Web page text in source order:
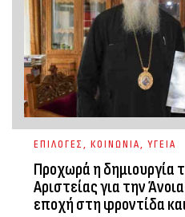
ΕΠΙΛΟΓΕΣ, ΚΟΙΝΩΝΙΑ, ΥΓΕΙΑ
Προχωρά η δημιουργία
Αριστείας για την
εποχή στη φροντίδα